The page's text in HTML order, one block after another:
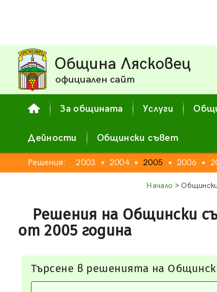
Община Лясковец
официален сайт
За общината Услуги
Дейности Общински съвет
Решения: 2003 ● 2004 ● 2005 ● 2006 ●
Начало >
Решения на Общински
от 2005 година
Търсене в решенията на